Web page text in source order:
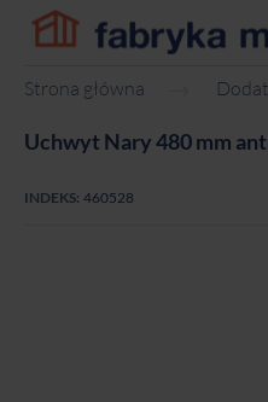
Strona główna
Uchwyt Nary 480 mm
INDEKS: 460528